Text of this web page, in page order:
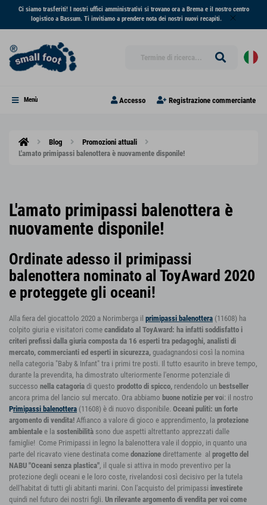
Ci siamo trasferiti! I nostri uffici amministrativi si trovano ora a Brema e il nostro centro
logistico a Bassum. Ti invitiamo a prendere nota dei nostri nuovi recapiti.
Menù Accesso Registrazione commerciante
Blog
Promozioni attuali
L'amato primipassi balenottera è nuovamente disponile!
L'amato primipassi balenottera è
nuovamente disponile!
Ordinate adesso il primipassi
balenottera nominato al ToyAward 2020
e proteggete gli oceani!
Alla fiera del giocattolo 2020 a Norimberga il primipassi balenottera (11608) ha
colpito giuria e visitatori come candidato al ToyAward: ha infatti soddisfatto i
criteri prefissi dalla giuria composta da 16 esperti tra pedagoghi, analisti di
mercato, commercianti ed esperti in sicurezza, guadagnandosi così la nomina
nella categoria "Baby & Infant" tra i primi tre posti. Il tutto esaurito in breve tempo,
durante la prevendita, ha dimostrato ulteriormente l'enorme potenziale di
successo nella catagoria di questo prodotto di spicco, rendendolo un bestseller
ancora prima del lancio sul mercato. Ora abbiamo buone notizie per voi: il nostro
Primipassi balenottera (11608) è di nuovo disponibile. Oceani puliti: un forte
argomento di vendita! Affianco a valore di gioco e apprendimento, la protezione
ambientale e la sostenibilità sono due aspetti altrettanto apprezzati dalle
famiglie! Come Primipassi in legno la balenottera vale il doppio, in quanto una
parte del ricavato viene destinata come donazione direttamente al progetto del
NABU "Oceani senza plastica", il quale si attiva in modo preventivo per la
protezione degli oceani e le loro coste, rivelandosi così decisivo per la tutela
dell'habitat di tutti gli abitanti marini. Con l'acquisto del primipassi investirete
quindi nel futuro dei nostri figli. Un rilevante argomento di vendita per voi come